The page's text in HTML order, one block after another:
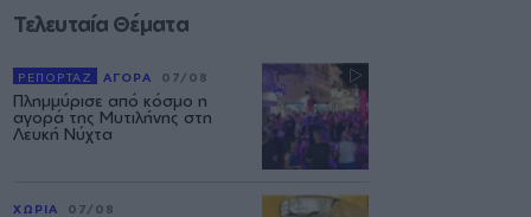
Τελευταία Θέματα
ΡΕΠΟΡΤΑΖ ΑΓΟΡΑ 07/08
Πλημμύρισε από κόσμο η
αγορά της Μυτιλήνης στη
Λευκή Νύχτα
ΧΩΡΙΑ 07/08